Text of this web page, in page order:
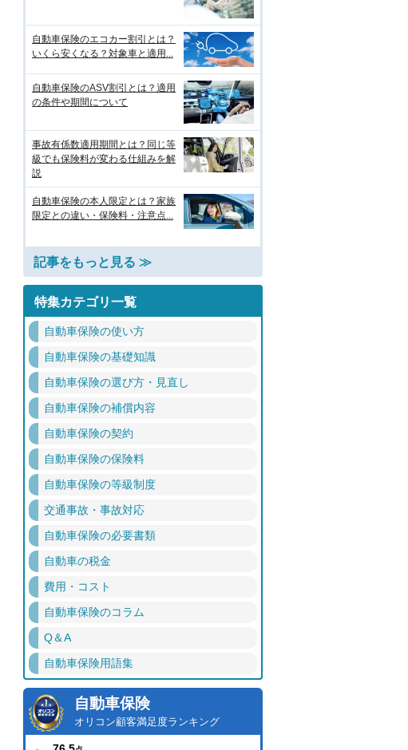
自動車保険のエコカー割引とは？
いくら安くなる？対象車と適用...
自動車保険のASV割引とは？適用
の条件や期間について
事故有係数適用期間とは？同じ等
級でも保険料が変わる仕組みを解
説
自動車保険の本人限定とは？家族
限定との違い・保険料・注意点...
記事をもっと見る ≫
特集カテゴリ一覧
自動車保険の使い方
自動車保険の基礎知識
自動車保険の選び方・見直し
自動車保険の補償内容
自動車保険の契約
自動車保険の保険料
自動車保険の等級制度
交通事故・事故対応
自動車保険の必要書類
自動車の税金
費用・コスト
自動車保険のコラム
Q＆A
自動車保険用語集
自動車保険
オリコン顧客満足度ランキング